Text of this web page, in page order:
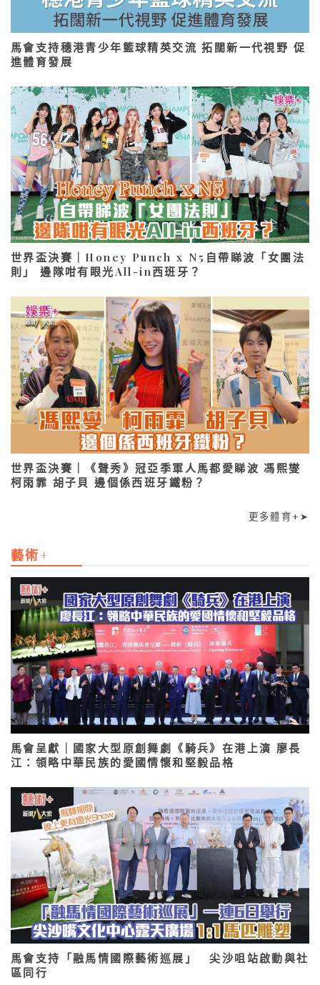
馬會支持穗港青少年籃球精英交流 拓闊新一代視野 促
進體育發展
世界盃決賽｜Honey Punch x N5自帶睇波「女團法
則」 邊隊咁有眼光All-in西班牙？
世界盃決賽｜《聲秀》冠亞季軍人馬都愛睇波 馮熙燮
柯雨霏 胡子貝 邊個係西班牙鐵粉？
更多體育+➤
藝術+
馬會呈獻｜國家大型原創舞劇《騎兵》在港上演 廖長
江：領略中華民族的愛國情懷和堅毅品格
馬會支持「融馬情國際藝術巡展」 尖沙咀站啟動與社
區同行